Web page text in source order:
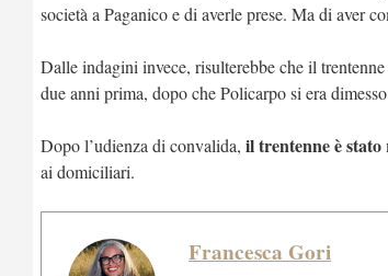
società a Paganico e di averle prese. Ma di aver
Dalle indagini invece, risulterebbe che il
due anni prima, dopo che Policarpo si era
Dopo l’udienza di convalida, il trentenne è
ai domiciliari.
Francesca Gori